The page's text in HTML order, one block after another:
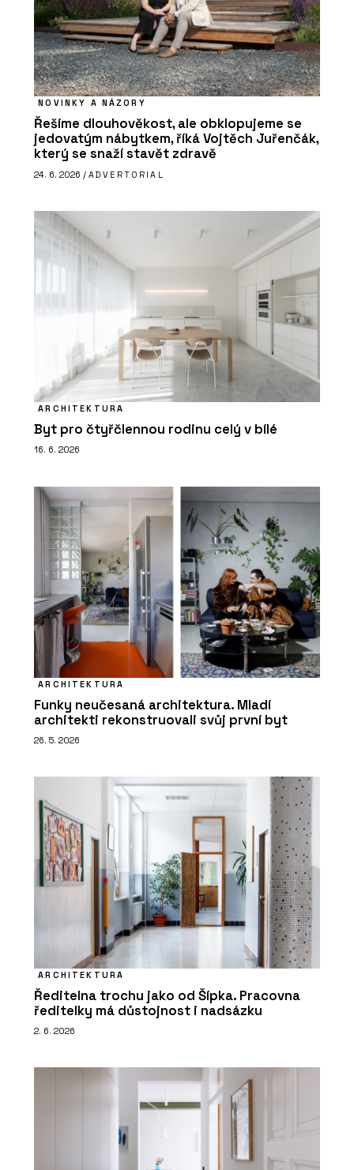
NOVINKY A NÁZORY
Řešíme dlouhověkost, ale obklopujeme se
jedovatým nábytkem, říká Vojtěch Juřenčák,
který se snaží stavět zdravě
24. 6. 2026 / ADVERTORIAL
ARCHITEKTURA
Byt pro čtyřčlennou rodinu celý v bílé
16. 6. 2026
ARCHITEKTURA
Funky neučesaná architektura. Mladí
architekti rekonstruovali svůj první byt
26. 5. 2026
ARCHITEKTURA
Ředitelna trochu jako od Šípka. Pracovna
ředitelky má důstojnost i nadsázku
2. 6. 2026